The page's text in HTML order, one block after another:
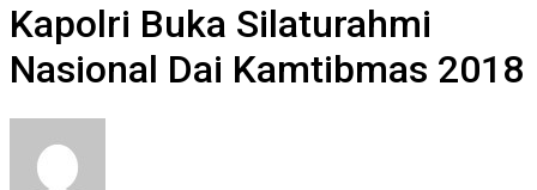
Kapolri Buka Silaturahmi
Nasional Dai Kamtibmas 2018